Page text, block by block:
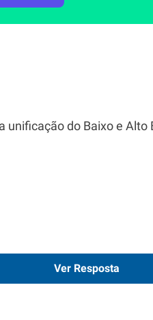
unificação do Baixo e Alto
Ver Resposta